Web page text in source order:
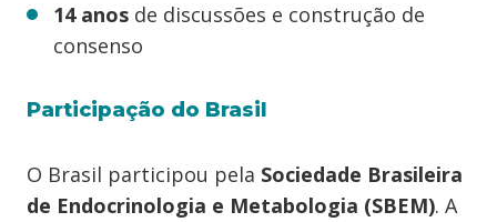
14 anos de discussões e construção de
consenso
Participação do Brasil
O Brasil participou pela Sociedade Brasileira
de Endocrinologia e Metabologia (SBEM). A